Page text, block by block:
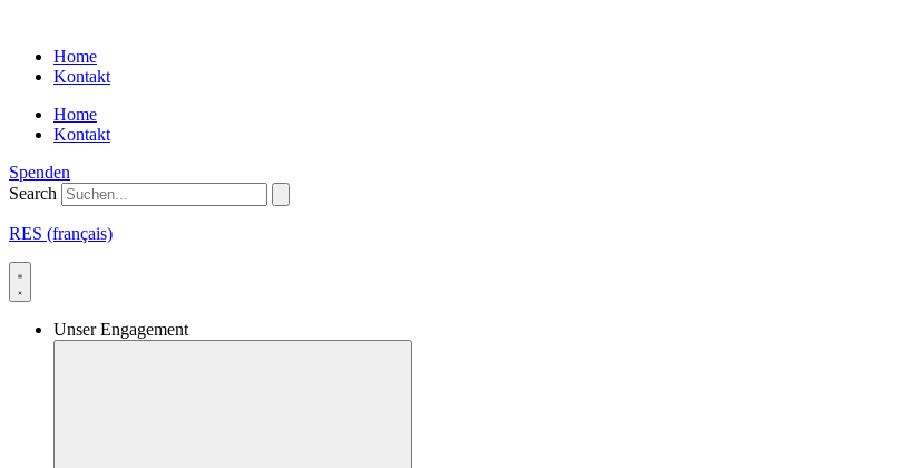
contentHome
Kontakt
Home
Kontakt
Spenden
Search
RES (français)
Unser Engagement